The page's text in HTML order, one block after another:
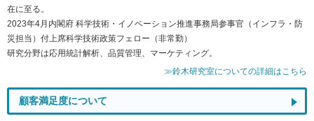
在に至る。
2023年4月内閣府 科学技術・イノベーション推進事務局参事官（インフラ・防
災担当）付上席科学技術政策フェロー（非常勤）
研究分野は応用統計解析、品質管理、マーケティング。
≫鈴木研究室についての詳細はこちら
顧客満足度について